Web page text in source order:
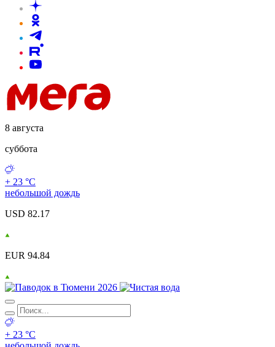
8 августа
суббота
+ 23 °С
небольшой дождь
USD 82.17
EUR 94.84
+ 23 °С